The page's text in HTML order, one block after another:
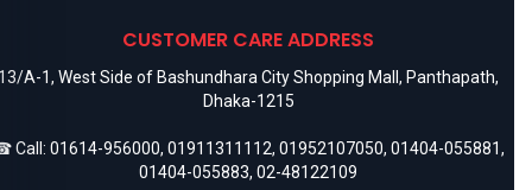
CUSTOMER CARE ADDRESS
A-1, West Side of Bashundhara City Shopping Mall, Panthapath,
Dhaka-1215
Call: 01614-956000, 01911311112, 01952107050, 01404-055881,
01404-055883, 02-48122109